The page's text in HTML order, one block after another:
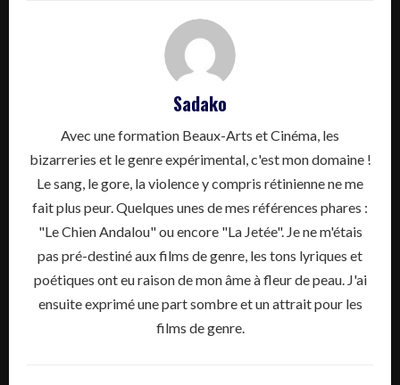
Sadako
Avec une formation Beaux-Arts et Cinéma, les
bizarreries et le genre expérimental, c'est mon domaine !
Le sang, le gore, la violence y compris rétinienne ne me
fait plus peur. Quelques unes de mes références phares :
"Le Chien Andalou" ou encore "La Jetée". Je ne m'étais
pas pré-destiné aux films de genre, les tons lyriques et
poétiques ont eu raison de mon âme à fleur de peau. J'ai
ensuite exprimé une part sombre et un attrait pour les
films de genre.